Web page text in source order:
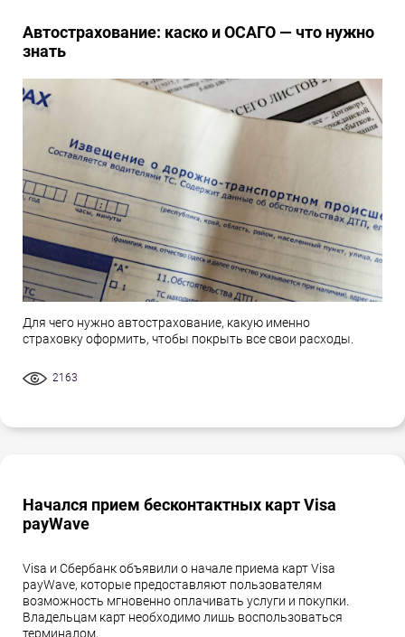
Автострахование: каско и ОСАГО — что нужно
знать
Для чего нужно автострахование, какую именно
страховку оформить, чтобы покрыть все свои расходы.
2163
Начался прием бесконтактных карт Visa
payWave
Visa и Сбербанк объявили о начале приема карт Visa
payWave, которые предоставляют пользователям
возможность мгновенно оплачивать услуги и покупки.
Владельцам карт необходимо лишь воспользоваться
терминалом,